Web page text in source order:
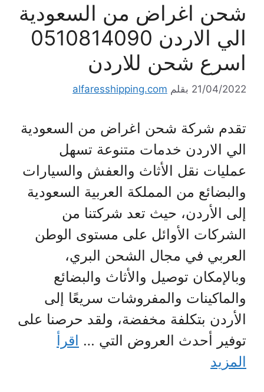
شحن اغراض من السعودية
الي الاردن 0510814090
اسرع شحن للاردن
21/04/2022 بقلم alfaresshipping.com
تقدم شركة شحن اغراض من السعودية
الي الاردن خدمات متنوعة تسهل
عمليات نقل الأثاث والعفش والسيارات
والبضائع من المملكة العربية السعودية
إلى الأردن، حيث تعد شركتنا من
الشركات الأوائل على مستوى الوطن
العربي في مجال الشحن البري،
وبالإمكان توصيل والأثاث والبضائع
والماكينات والمفروشات سريعًا إلى
الأردن بتكلفة مخفضة، ولقد حرصنا على
توفير أحدث العروض التي … اقرأ
المزيد